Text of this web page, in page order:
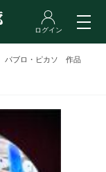
パブロ・ピカソ 作品